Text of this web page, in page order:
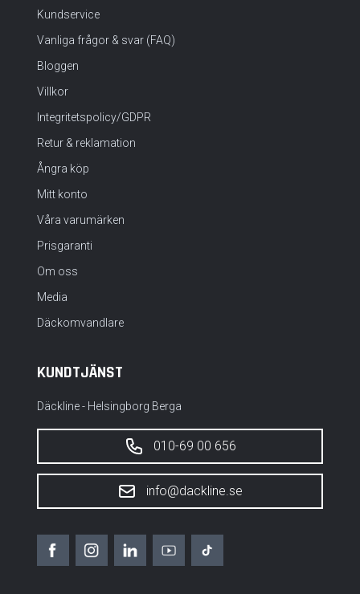
Kundservice
Vanliga frågor & svar (FAQ)
Bloggen
Villkor
Integritetspolicy/GDPR
Retur & reklamation
Ångra köp
Mitt konto
Våra varumärken
Prisgaranti
Om oss
Media
Däckomvandlare
KUNDTJÄNST
Däckline - Helsingborg Berga
010-69 00 656
info@dackline.se